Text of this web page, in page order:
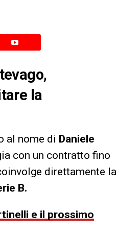
la
al nome di Daniele
con un contratto fino
direttamente la
B.
e il prossimo